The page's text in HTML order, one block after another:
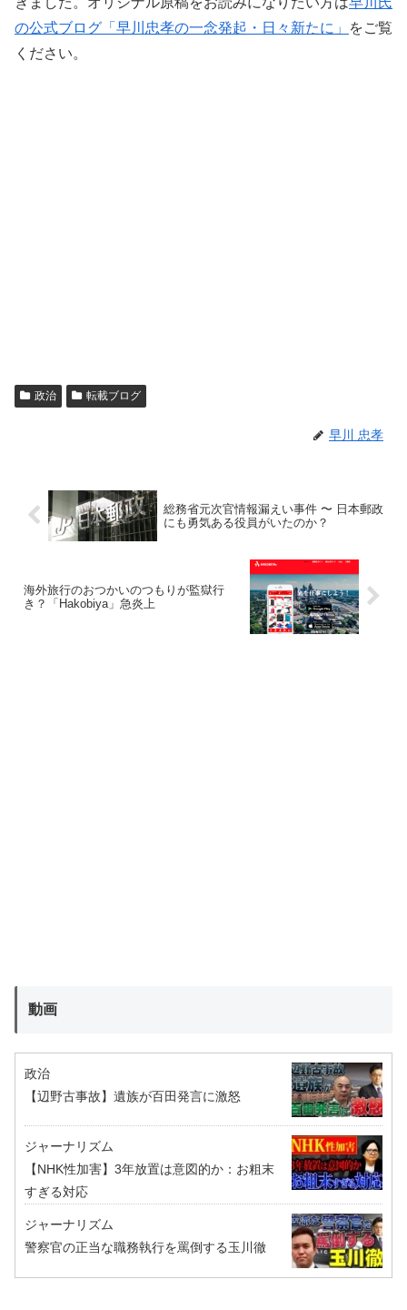
の公式ブログ「早川忠孝の一念発起・日々新たに」
をご覧
ください。
政治 転載ブログ
早川 忠孝
総務省元次官情報漏えい事件 〜 日本郵政
にも勇気ある役員がいたのか？
海外旅行のおつかいのつもりが監獄行
き？「Hakobiya」急炎上
動画
政治
【辺野古事故】遺族が百田発言に激怒
ジャーナリズム
【NHK性加害】3年放置は意図的か：お粗末
すぎる対応
ジャーナリズム
警察官の正当な職務執行を罵倒する玉川徹